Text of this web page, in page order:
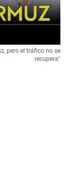
pero el tráfico no se
recupera"